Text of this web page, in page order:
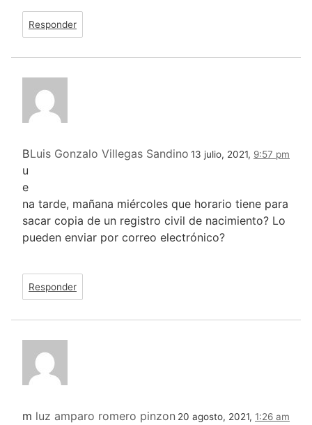
Responder
Luis Gonzalo Villegas Sandino 13 julio, 2021, 9:57 pm
B
u
e
na tarde, mañana miércoles que horario tiene para
sacar copia de un registro civil de nacimiento? Lo
pueden enviar por correo electrónico?
Responder
luz amparo romero pinzon 20 agosto, 2021, 1:26 am
m